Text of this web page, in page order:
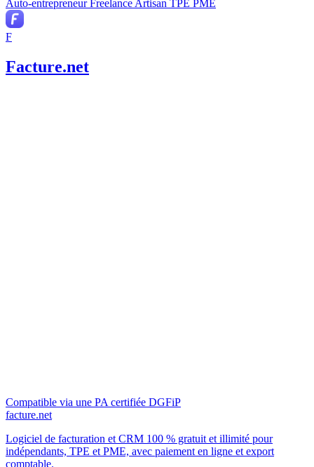
Auto-entrepreneurFreelance Artisan TPE PME
F
Facture.net
Compatible via une PA certifiée DGFiP
facture.net
Logiciel de facturation et CRM 100 % gratuit et illimité pour
indépendants, TPE et PME, avec paiement en ligne et export
comptable.